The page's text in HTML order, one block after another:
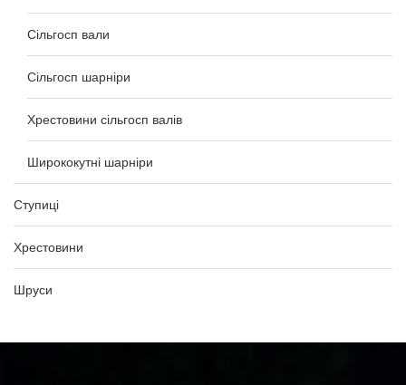
Сільгосп вали
Сільгосп шарніри
Хрестовини сільгосп валів
Ширококутні шарніри
Ступиці
Хрестовини
Шруси